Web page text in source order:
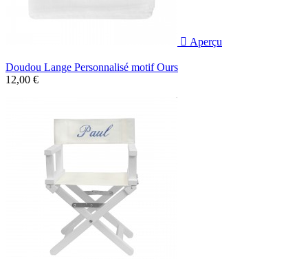
 Aperçu
Doudou Lange Personnalisé motif Ours
12,00 €